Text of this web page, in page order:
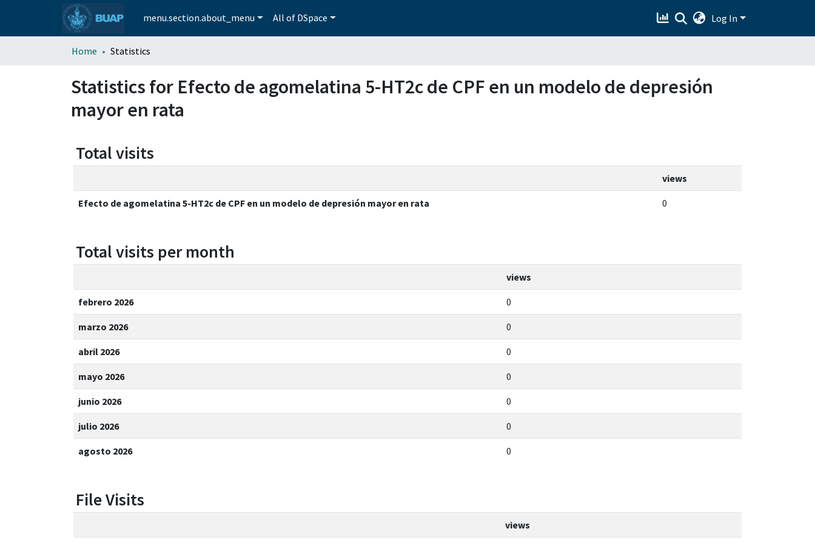
menu.section.about_menu All of DSpace Log In
Home Statistics
Statistics for Efecto de agomelatina 5-HT2c de CPF en un modelo de depresión
mayor en rata
Total visits
views
Efecto de agomelatina 5-HT2c de CPF en un modelo de depresión mayor en rata 0
Total visits per month
views
febrero 2026 0
marzo 2026 0
abril 2026 0
mayo 2026 0
junio 2026 0
julio 2026 0
agosto 2026 0
File Visits
views